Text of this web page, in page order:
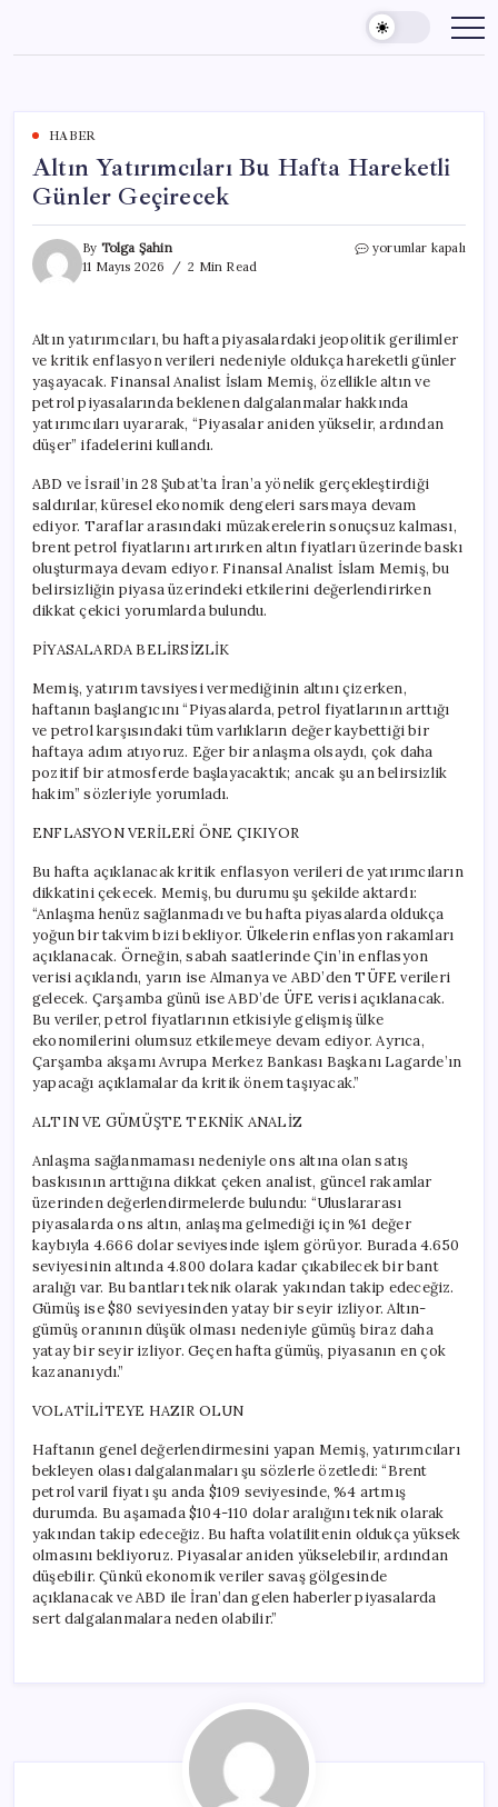
content
HABER
Altın Yatırımcıları Bu Hafta Hareketli
Günler Geçirecek
By Tolga Şahin
11 Mayıs 2026
2 Min Read
Altın
Günler
Geçirecek
için
yorumlar kapalı
Altın yatırımcıları, bu hafta piyasalardaki jeopolitik gerilimler
ve kritik enflasyon verileri nedeniyle oldukça hareketli günler
yaşayacak. Finansal Analist İslam Memiş, özellikle altın ve
petrol piyasalarında beklenen dalgalanmalar hakkında
yatırımcıları uyararak, “Piyasalar aniden yükselir, ardından
düşer” ifadelerini kullandı.
ABD ve İsrail’in 28 Şubat’ta İran’a yönelik gerçekleştirdiği
saldırılar, küresel ekonomik dengeleri sarsmaya devam
ediyor. Taraflar arasındaki müzakerelerin sonuçsuz kalması,
brent petrol fiyatlarını artırırken altın fiyatları üzerinde baskı
oluşturmaya devam ediyor. Finansal Analist İslam Memiş, bu
belirsizliğin piyasa üzerindeki etkilerini değerlendirirken
dikkat çekici yorumlarda bulundu.
PİYASALARDA BELİRSİZLİK
Memiş, yatırım tavsiyesi vermediğinin altını çizerken,
haftanın başlangıcını “Piyasalarda, petrol fiyatlarının arttığı
ve petrol karşısındaki tüm varlıkların değer kaybettiği bir
haftaya adım atıyoruz. Eğer bir anlaşma olsaydı, çok daha
pozitif bir atmosferde başlayacaktık; ancak şu an belirsizlik
hakim” sözleriyle yorumladı.
ENFLASYON VERİLERİ ÖNE ÇIKIYOR
Bu hafta açıklanacak kritik enflasyon verileri de yatırımcıların
dikkatini çekecek. Memiş, bu durumu şu şekilde aktardı:
“Anlaşma henüz sağlanmadı ve bu hafta piyasalarda oldukça
yoğun bir takvim bizi bekliyor. Ülkelerin enflasyon rakamları
açıklanacak. Örneğin, sabah saatlerinde Çin’in enflasyon
verisi açıklandı, yarın ise Almanya ve ABD’den TÜFE verileri
gelecek. Çarşamba günü ise ABD’de ÜFE verisi açıklanacak.
Bu veriler, petrol fiyatlarının etkisiyle gelişmiş ülke
ekonomilerini olumsuz etkilemeye devam ediyor. Ayrıca,
Çarşamba akşamı Avrupa Merkez Bankası Başkanı Lagarde’ın
yapacağı açıklamalar da kritik önem taşıyacak.”
ALTIN VE GÜMÜŞTE TEKNİK ANALİZ
Anlaşma sağlanmaması nedeniyle ons altına olan satış
baskısının arttığına dikkat çeken analist, güncel rakamlar
üzerinden değerlendirmelerde bulundu: “Uluslararası
piyasalarda ons altın, anlaşma gelmediği için %1 değer
kaybıyla 4.666 dolar seviyesinde işlem görüyor. Burada 4.650
seviyesinin altında 4.800 dolara kadar çıkabilecek bir bant
aralığı var. Bu bantları teknik olarak yakından takip edeceğiz.
Gümüş ise $80 seviyesinden yatay bir seyir izliyor. Altın-
gümüş oranının düşük olması nedeniyle gümüş biraz daha
yatay bir seyir izliyor. Geçen hafta gümüş, piyasanın en çok
kazananıydı.”
VOLATİLİTEYE HAZIR OLUN
Haftanın genel değerlendirmesini yapan Memiş, yatırımcıları
bekleyen olası dalgalanmaları şu sözlerle özetledi: “Brent
petrol varil fiyatı şu anda $109 seviyesinde, %4 artmış
durumda. Bu aşamada $104-110 dolar aralığını teknik olarak
yakından takip edeceğiz. Bu hafta volatilitenin oldukça yüksek
olmasını bekliyoruz. Piyasalar aniden yükselebilir, ardından
düşebilir. Çünkü ekonomik veriler savaş gölgesinde
açıklanacak ve ABD ile İran’dan gelen haberler piyasalarda
sert dalgalanmalara neden olabilir.”